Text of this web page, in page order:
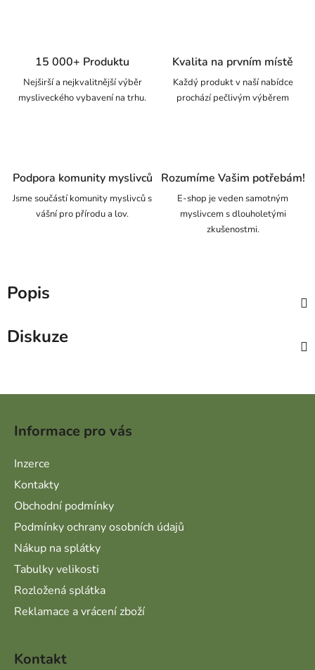
15 000+ Produktu
Nejširší a nejkvalitnější výběr
mysliveckého vybavení na trhu.
Kvalita na prvním místě
Každý produkt v naší nabídce
prochází pečlivým výběrem
Podpora komunity myslivců
Jsme součástí komunity myslivců s
vášní pro přírodu a lov.
Rozumíme Vašim potřebám!
E-shop je veden samotným
myslivcem s dlouholetými
zkušenostmi.
Popis
Diskuze
Informace pro vás
Inzerce
Kontakty
Obchodní podmínky
Podmínky ochrany osobních údajů
Nákup na splátky
Tabulky velikosti
Rozložená splátka
Reklamace a vrácení zboží
Kontakt